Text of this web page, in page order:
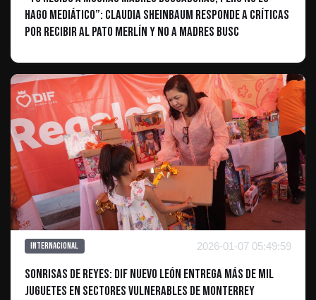
hago mediático”: Claudia Sheinbaum responde a críticas
por recibir al pato Merlín y no a madres busc
Internacional 2026-01-07 05:49:59
Sonrisas de Reyes: DIF Nuevo León entrega más de mil
juguetes en sectores vulnerables de Monterrey